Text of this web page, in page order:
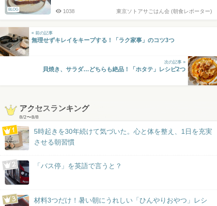
BLOG 東京ソトアサごはん会 (朝食レポーター)
1038
« 前の記事
無理せずキレイをキープする！「ラク家事」のコツ3つ
次の記事 »
貝焼き、サラダ…どちらも絶品！「ホタテ」レシピ2つ
アクセスランキング
8/2〜8/8
5時起きを30年続けて気づいた。心と体を整え、1日を充実
させる朝習慣
「バス停」を英語で言うと？
材料3つだけ！暑い朝にうれしい「ひんやりおやつ」レシ